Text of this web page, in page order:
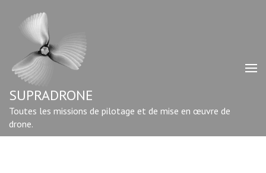
contenu
Entrée)
SUPRADRONE
Toutes les missions de pilotage et de mise en œuvre de
drone.